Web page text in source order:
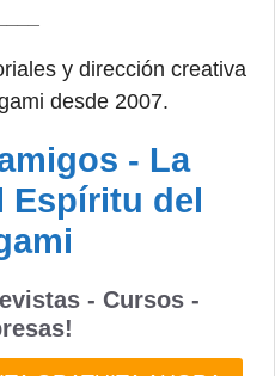
y dirección creativa
desde 2007.
- La
Espíritu del
- Cursos -